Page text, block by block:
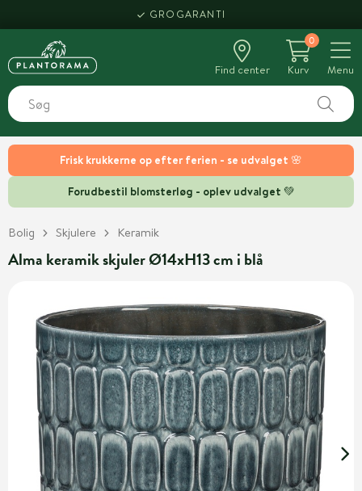
Frisk krukkerne op efter ferien - se udvalget 🌸
Forudbestil blomsterløg - oplev udvalget 💚
GROGARANTI
Find center
0
Kurv
Menu
Bolig Skjulere Keramik
Alma keramik skjuler Ø14xH13 cm i blå